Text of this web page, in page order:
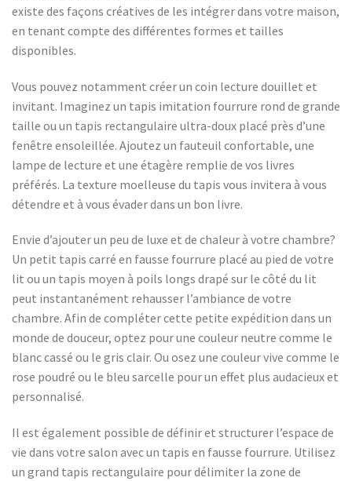
existe des façons créatives de les intégrer dans votre maison,
en tenant compte des différentes formes et tailles
disponibles.
Vous pouvez notamment créer un coin lecture douillet et
invitant. Imaginez un tapis imitation fourrure rond de grande
taille ou un tapis rectangulaire ultra-doux placé près d’une
fenêtre ensoleillée. Ajoutez un fauteuil confortable, une
lampe de lecture et une étagère remplie de vos livres
préférés. La texture moelleuse du tapis vous invitera à vous
détendre et à vous évader dans un bon livre.
Envie d’ajouter un peu de luxe et de chaleur à votre chambre?
Un petit tapis carré en fausse fourrure placé au pied de votre
lit ou un tapis moyen à poils longs drapé sur le côté du lit
peut instantanément rehausser l’ambiance de votre
chambre. Afin de compléter cette petite expédition dans un
monde de douceur, optez pour une couleur neutre comme le
blanc cassé ou le gris clair. Ou osez une couleur vive comme le
rose poudré ou le bleu sarcelle pour un effet plus audacieux et
personnalisé.
Il est également possible de définir et structurer l’espace de
vie dans votre salon avec un tapis en fausse fourrure. Utilisez
un grand tapis rectangulaire pour délimiter la zone de